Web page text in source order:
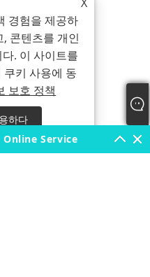
경험을 제공하
콘텐츠를 개인
. 이 사이트를
키 사용에 동
보호 정책
하다
Online Service